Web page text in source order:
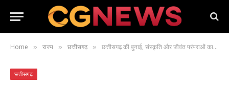
Home » राज्य » छत्तीसगढ़ » छत्तीसगढ़ की बुनाई, संस्कृति और जीवंत परंपराओं का प्रतीक, प्रधानमंत्री मोदी को भेंट किया गया कोसा सिल्क से बना हस्तनिर्मित शॉल
छत्तीसगढ़